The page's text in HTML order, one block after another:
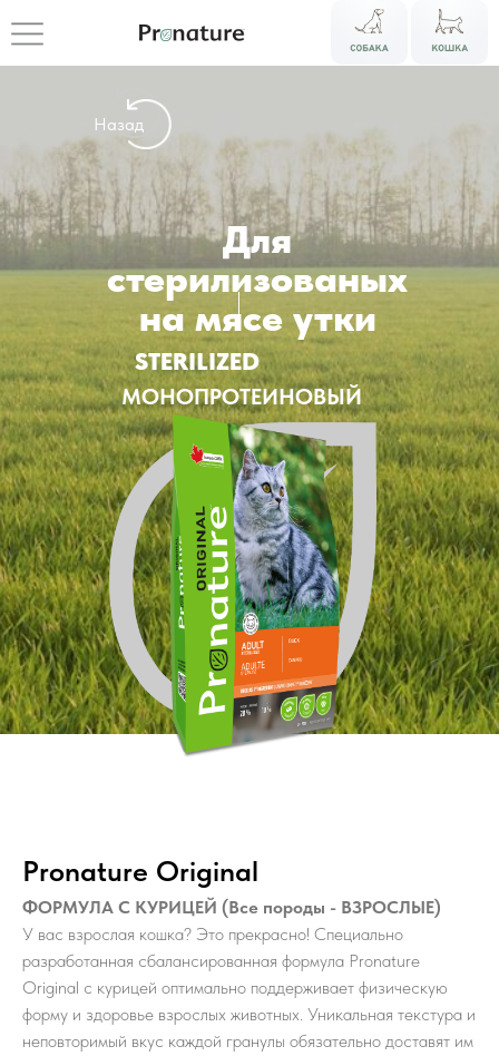
STERILIZED
Для
стерилизованых
на мясе утки
Назад
МОНОПРОТЕИНОВЫЙ
Pronature Original
ФОРМУЛА С КУРИЦЕЙ (Все породы - ВЗРОСЛЫЕ)
У вас взрослая кошка? Это прекрасно! Специально
разработанная сбалансированная формула Pronature
Original с курицей оптимально поддерживает физическую
форму и здоровье взрослых животных. Уникальная текстура и
неповторимый вкус каждой гранулы обязательно доставят им